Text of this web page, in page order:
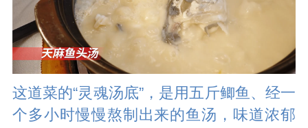
这道菜的“灵魂汤底”，是用五斤鲫鱼、经一
个多小时慢慢熬制出来的鱼汤，味道浓郁